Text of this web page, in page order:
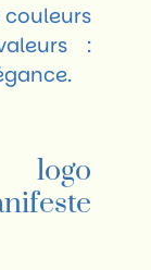
couleurs
:
logo